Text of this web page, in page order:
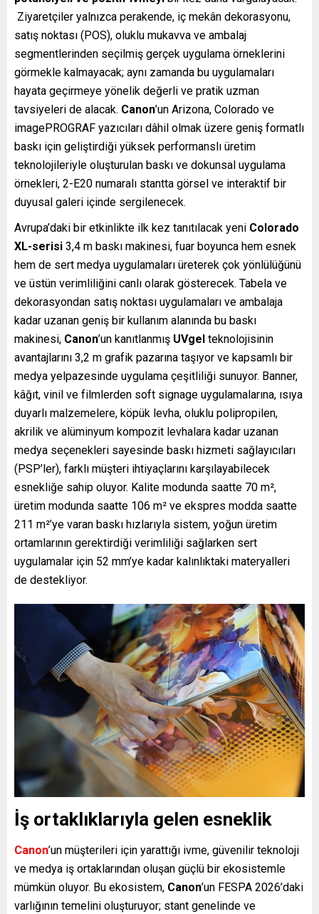
Ziyaretçiler yalnızca perakende, iç mekân dekorasyonu,
satış noktası (POS), oluklu mukavva ve ambalaj
segmentlerinden seçilmiş gerçek uygulama örneklerini
görmekle kalmayacak; aynı zamanda bu uygulamaları
hayata geçirmeye yönelik değerli ve pratik uzman
tavsiyeleri de alacak. Canon’un Arizona, Colorado ve
imagePROGRAF yazıcıları dâhil olmak üzere geniş formatlı
baskı için geliştirdiği yüksek performanslı üretim
teknolojileriyle oluşturulan baskı ve dokunsal uygulama
örnekleri, 2-E20 numaralı stantta görsel ve interaktif bir
duyusal galeri içinde sergilenecek.
Avrupa’daki bir etkinlikte ilk kez tanıtılacak yeni Colorado
XL-serisi 3,4 m baskı makinesi, fuar boyunca hem esnek
hem de sert medya uygulamaları üreterek çok yönlülüğünü
ve üstün verimliliğini canlı olarak gösterecek. Tabela ve
dekorasyondan satış noktası uygulamaları ve ambalaja
kadar uzanan geniş bir kullanım alanında bu baskı
makinesi, Canon’un kanıtlanmış UVgel teknolojisinin
avantajlarını 3,2 m grafik pazarına taşıyor ve kapsamlı bir
medya yelpazesinde uygulama çeşitliliği sunuyor. Banner,
kâğıt, vinil ve filmlerden soft signage uygulamalarına, ısıya
duyarlı malzemelere, köpük levha, oluklu polipropilen,
akrilik ve alüminyum kompozit levhalara kadar uzanan
medya seçenekleri sayesinde baskı hizmeti sağlayıcıları
(PSP’ler), farklı müşteri ihtiyaçlarını karşılayabilecek
esnekliğe sahip oluyor. Kalite modunda saatte 70 m²,
üretim modunda saatte 106 m² ve ekspres modda saatte
211 m²’ye varan baskı hızlarıyla sistem, yoğun üretim
ortamlarının gerektirdiği verimliliği sağlarken sert
uygulamalar için 52 mm’ye kadar kalınlıktaki materyalleri
de destekliyor.
İş ortaklıklarıyla gelen esneklik
Canon’un müşterileri için yarattığı ivme, güvenilir teknoloji
ve medya iş ortaklarından oluşan güçlü bir ekosistemle
mümkün oluyor. Bu ekosistem, Canon’un FESPA 2026’daki
varlığının temelini oluşturuyor; stant genelinde ve